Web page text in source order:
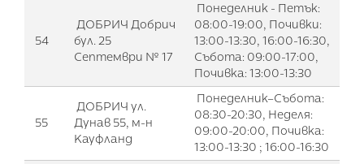
54
ДОБРИЧ Добрич
бул. 25
Септември № 17
Понеделник - Петък:
08:00-19:00, Почивки:
13:00-13:30, 16:00-16:30,
Събота: 09:00-17:00,
Почивка: 13:00-13:30
55
ДОБРИЧ ул.
Дунав 55, м-н
Кауфланд
Понеделник–Събота:
08:30-20:30, Неделя:
09:00-20:00, Почивка:
13:00-13:30 ; 16:00-16:30